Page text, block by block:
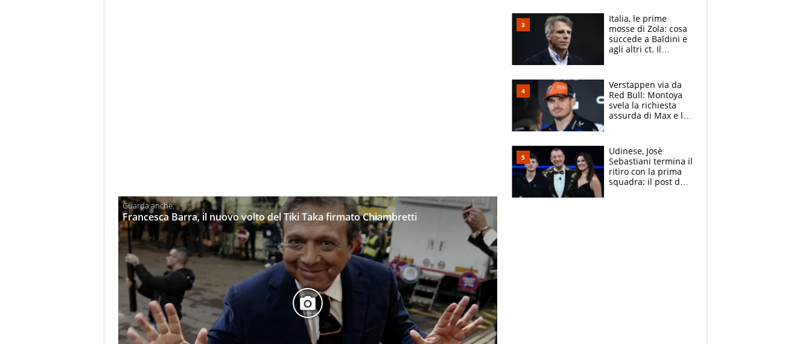
Francesca Barra, il nuovo volto del Tiki Taka firmato Chiambretti
social
Italia, le prime
mosse di Zola: cosa
succede a Baldini e
agli altri ct. Il
azzurri
Verstappen via da
Red Bull: Montoya
svela la richiesta
assurda di Max e lo
McLaren siano
meglio?”
Udinese, Josè
Sebastiani termina il
ritiro con la prima
squadra: il post del